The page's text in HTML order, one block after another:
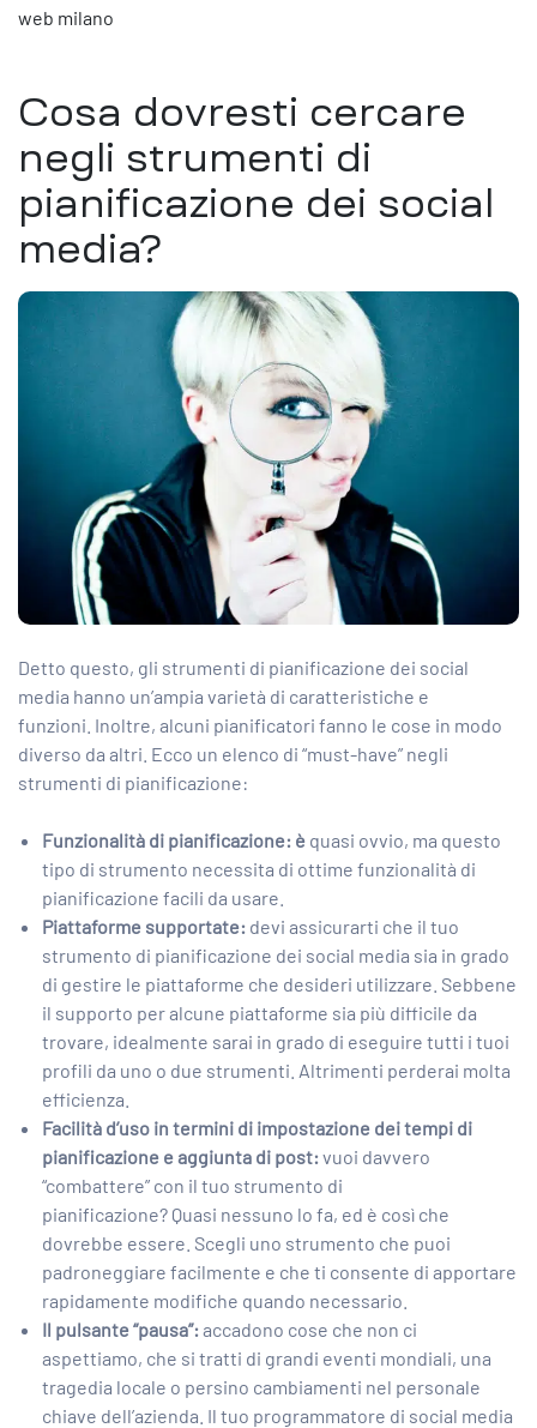
web milano
Cosa dovresti cercare
negli strumenti di
pianificazione dei social
media?
Detto questo, gli strumenti di pianificazione dei social
media hanno un’ampia varietà di caratteristiche e
funzioni. Inoltre, alcuni pianificatori fanno le cose in modo
diverso da altri. Ecco un elenco di “must-have” negli
strumenti di pianificazione:
Funzionalità di pianificazione: è quasi ovvio, ma questo
tipo di strumento necessita di ottime funzionalità di
pianificazione facili da usare.
Piattaforme supportate: devi assicurarti che il tuo
strumento di pianificazione dei social media sia in grado
di gestire le piattaforme che desideri utilizzare. Sebbene
il supporto per alcune piattaforme sia più difficile da
trovare, idealmente sarai in grado di eseguire tutti i tuoi
profili da uno o due strumenti. Altrimenti perderai molta
efficienza.
Facilità d’uso in termini di impostazione dei tempi di
pianificazione e aggiunta di post:vuoi davvero
“combattere” con il tuo strumento di
pianificazione? Quasi nessuno lo fa, ed è così che
dovrebbe essere. Scegli uno strumento che puoi
padroneggiare facilmente e che ti consente di apportare
rapidamente modifiche quando necessario.
Il pulsante “pausa”:accadono cose che non ci
aspettiamo, che si tratti di grandi eventi mondiali, una
tragedia locale o persino cambiamenti nel personale
chiave dell’azienda. Il tuo programmatore di social media